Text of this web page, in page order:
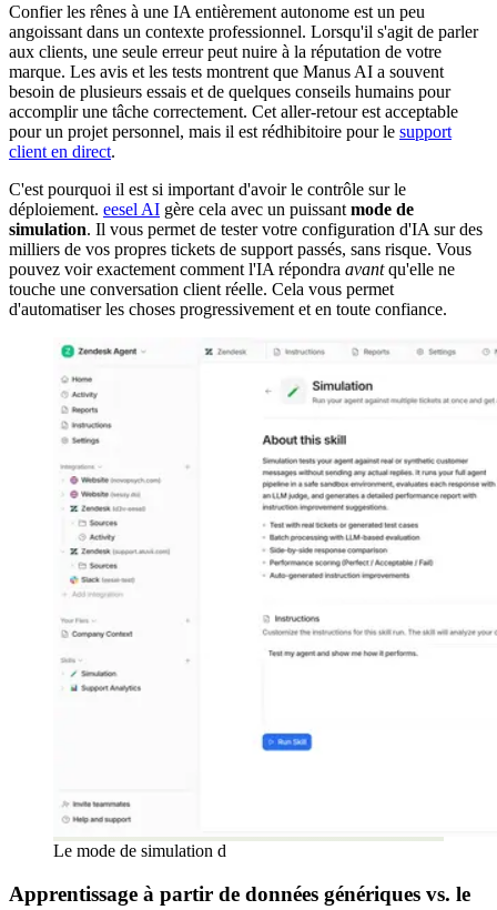
Confier les rênes à une IA entièrement autonome est un peu
angoissant dans un contexte professionnel. Lorsqu'il s'agit de parler
aux clients, une seule erreur peut nuire à la réputation de votre
marque. Les avis et les tests montrent que Manus AI a souvent
besoin de plusieurs essais et de quelques conseils humains pour
accomplir une tâche correctement. Cet aller-retour est acceptable
pour un projet personnel, mais il est rédhibitoire pour le support
client en direct.
C'est pourquoi il est si important d'avoir le contrôle sur le
déploiement. eesel AI gère cela avec un puissant mode de
simulation. Il vous permet de tester votre configuration d'IA sur des
milliers de vos propres tickets de support passés, sans risque. Vous
pouvez voir exactement comment l'IA répondra avantqu'elle ne
touche une conversation client réelle. Cela vous permet
d'automatiser les choses progressivement et en toute confiance.
Le mode de simulation d
Apprentissage à partir de données génériques vs. le